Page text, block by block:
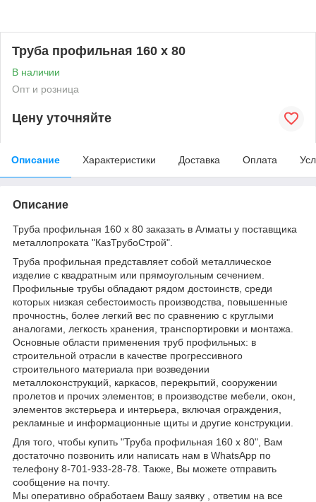
Труба профильная 160 х 80
В наличии
Опт и розница
Цену уточняйте
Описание Характеристики Доставка Оплата
Описание
Труба профильная 160 х 80 заказать в Алматы у поставщика
металлопроката "КазТрубоСтрой".
Труба профильная представляет собой металлическое
изделие с квадратным или прямоугольным сечением.
Профильные трубы обладают рядом достоинств, среди
которых низкая себестоимость производства, повышенные
прочностнь, более легкий вес по сравнению с круглыми
аналогами, легкость хранения, транспортировки и монтажа.
Основные области применения труб профильных: в
строительной отрасли в качестве прогрессивного
строительного материала при возведении
металлоконструкций, каркасов, перекрытий, сооружении
пролетов и прочих элементов; в производстве мебели, окон,
элементов экстерьера и интерьера, включая ограждения,
рекламные и информационные щиты и другие конструкции.
Для того, чтобы купить "Труба профильная 160 х 80", Вам
достаточно позвонить или написать нам в WhatsApp по
телефону 8-701-933-28-78. Также, Вы можете отправить
сообщение на почту.
Мы оперативно обработаем Вашу заявку , ответим на все